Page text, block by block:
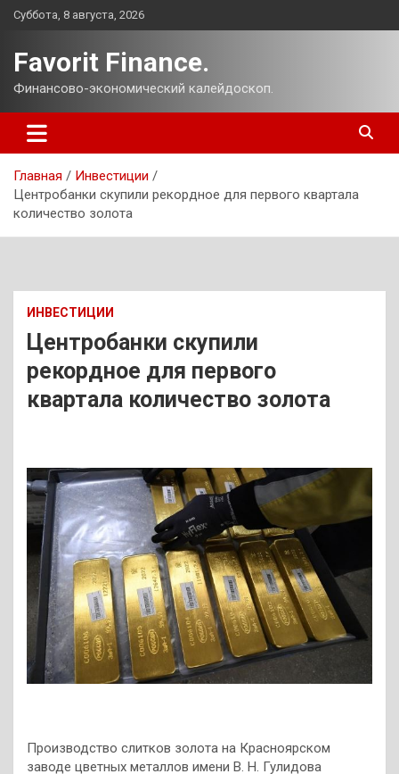
Перейти
Суббота, 8 августа, 2026
Favorit Finance.
Финансово-экономический калейдоскоп.
Главная
Инвестиции
Центробанки скупили рекордное для первого квартала
количество золота
ИНВЕСТИЦИИ
Центробанки скупили
рекордное для первого
квартала количество золота
Производство слитков золота на Красноярском
заводе цветных металлов имени В. Н. Гулидова